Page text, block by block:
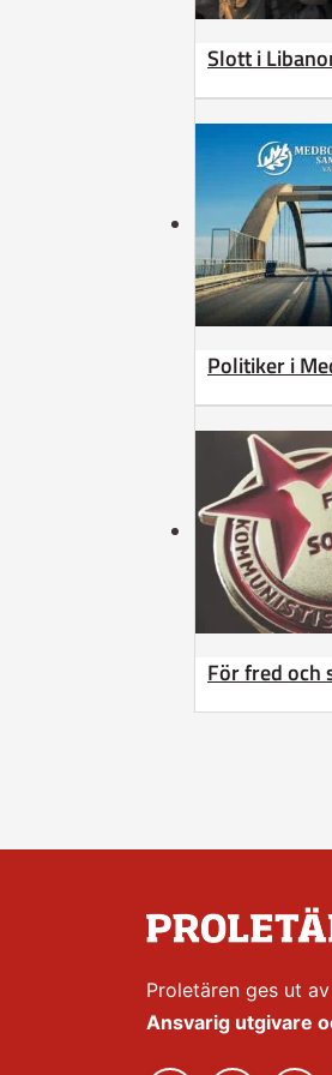
Slott i
Politiker i
För fred och
Proletären ges ut av
Ansvarig utgivare